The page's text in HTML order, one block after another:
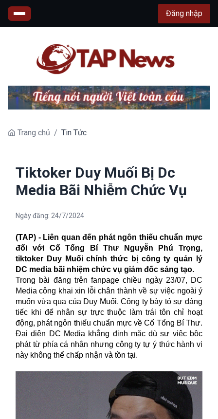
Đăng nhập
Trang chủ / Tin Tức
Tiktoker Duy Muối Bị Dc
Media Bãi Nhiễm Chức Vụ
Ngày đăng: 24/7/2024
(TAP) - Liên quan đến phát ngôn thiếu chuẩn mực
đối với Cố Tổng Bí Thư Nguyễn Phú Trọng,
tiktoker Duy Muối chính thức bị công ty quản lý
DC media bãi nhiệm chức vụ giám đốc sáng tạo.
Trong bài đăng trên fanpage chiều ngày 23/07, DC
Media công khai xin lỗi chân thành về sự việc ngoài ý
muốn vừa qua của Duy Muối. Công ty bày tỏ sự đáng
tiếc khi để nhân sự trực thuộc làm trái tôn chỉ hoạt
động, phát ngôn thiếu chuẩn mực vềCố Tổng Bí Thư.
Đại diện DC Media khẳng định mặc dù sự việc bộc
phát từ phía cá nhân nhưng công ty tự ý thức hành vi
này không thể chấp nhận và tồn tại.